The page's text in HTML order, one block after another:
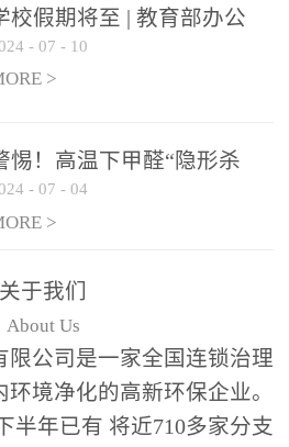
校假期将至 | 教育部办公
关于加强学校新建校舍室
空气质量管理通知
- 07 - 10
>
惕！高温下甲醛“隐形杀
”来袭，你的家安全吗？
- 07 - 04
>
关于我们
About Us
限公司是一家全国连锁治理
境净化的高新环保企业。
半年已有 将近710多家分支